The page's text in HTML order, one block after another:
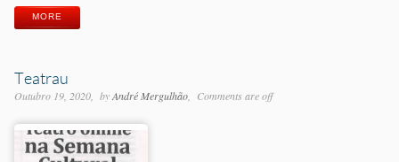
MORE
Teatrau
Outubro 19, 2020 byAndré Mergulhão Comments are off